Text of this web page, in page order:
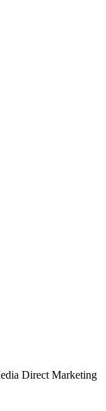
Direct Marketing